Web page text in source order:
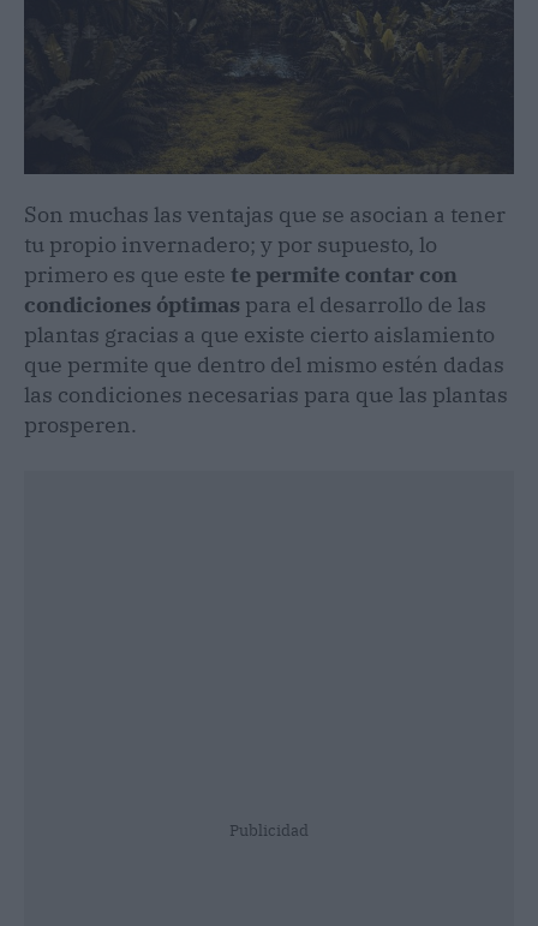
Son muchas las ventajas que se asocian a tener
tu propio invernadero; y por supuesto, lo
primero es que este te permite contar con
condiciones óptimas para el desarrollo de las
plantas gracias a que existe cierto aislamiento
que permite que dentro del mismo estén dadas
las condiciones necesarias para que las plantas
prosperen.
Publicidad